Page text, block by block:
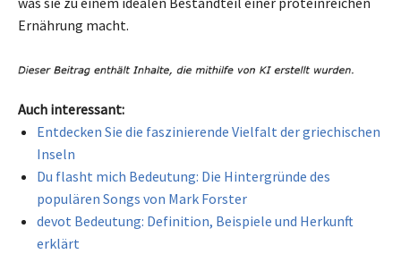
Ernährung macht.
Auch interessant:
Entdecken Sie die faszinierende Vielfalt der griechischen
Inseln
Du flasht mich Bedeutung: Die Hintergründe des
populären Songs von Mark Forster
devot Bedeutung: Definition, Beispiele und Herkunft
erklärt